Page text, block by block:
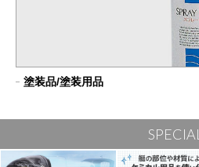
塗装品/塗装用品
SPECIAL